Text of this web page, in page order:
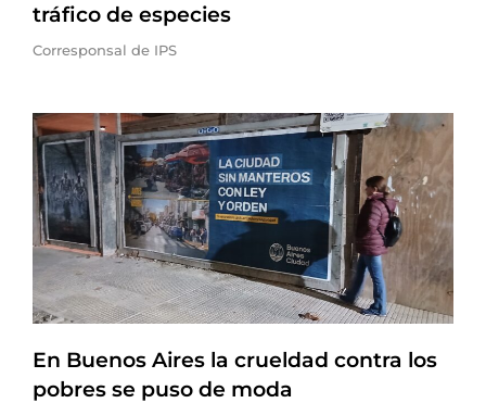
tráfico de especies
Corresponsal de IPS
En Buenos Aires la crueldad contra los
pobres se puso de moda